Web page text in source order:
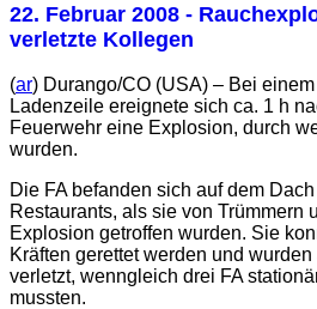
22. Februar 2008 -
verletzte Kollegen
(ar) Durango/CO (USA) – Bei
Ladenzeile ereignete sich ca. 1 h
Feuerwehr eine Explosion, durch
wurden.
Die FA befanden sich auf dem
Restaurants, als sie von Trümmern
Explosion getroffen wurden. Sie
Kräften gerettet werden und
verletzt, wenngleich drei FA
mussten.